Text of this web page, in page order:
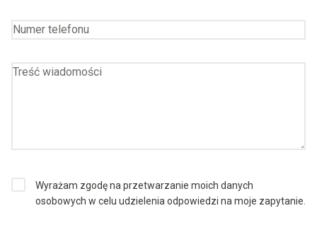
Wyrażam zgodę na przetwarzanie moich danych
osobowych w celu udzielenia odpowiedzi na moje zapytanie.